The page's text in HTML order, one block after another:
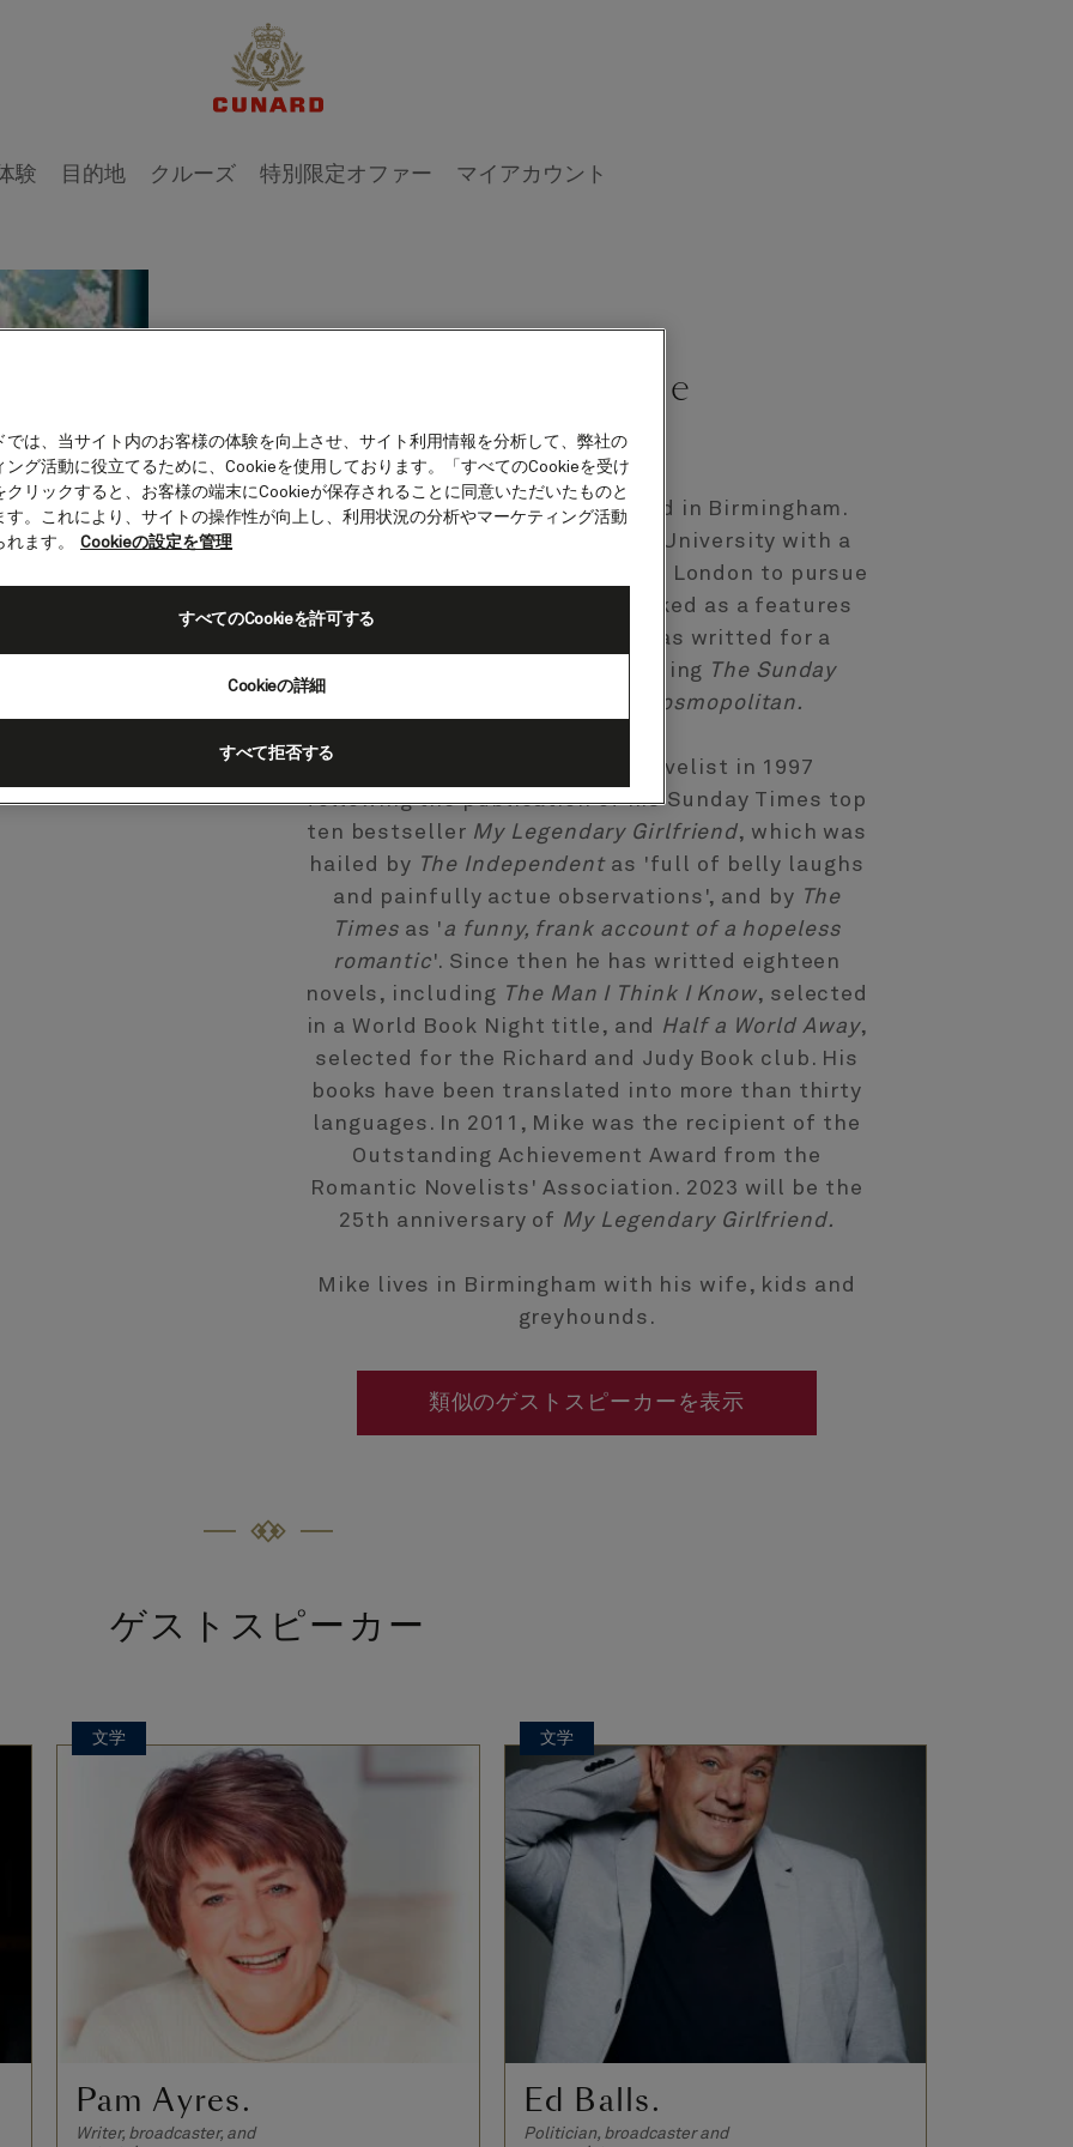
験 目的地 クルーズ 特別限定オファー マイアカウント
Mike Gayle
Novelist
Mike Gayle was born and raised in Birmingham.
After graduating from Salford University with a
degree in Sociology, he moved to London to pursue
a career in journalism and worked as a features
editor and agony uncle. He has writted for a
variety of publications inlcuding The Sunday
Cosmopolitan.
Mike became a full-time novelist in 1997
following the publication of his Sunday Times top
ten bestseller My Legendary Girlfriend, which was
hailed by The Independent as 'full of belly laughs
and painfully actue observations', and by The
Times as 'a funny, frank account of a hopeless
romantic'. Since then he has writted eighteen
novels, including The Man I Think I Know, selected
in a World Book Night title, and Half a World Away,
selected for the Richard and Judy Book club. His
books have been translated into more than thirty
languages. In 2011, Mike was the recipient of the
Outstanding Achievement Award from the
Romantic Novelists' Association. 2023 will be the
25th anniversary of My Legendary Girlfriend.
Mike lives in Birmingham with his wife, kids and
greyhounds.
類似のゲストスピーカーを表示
ゲストスピーカー
文学
Pam Ayres.
Writer, broadcaster, and
文学
Ed Balls.
Politician, broadcaster and
1 / 19
では、当サイト内のお客様の体験を向上させ、サイト利用情報を分析して、弊社の
ング活動に役立てるために、Cookieを使用しております。「すべてのCookieを受け
クリックすると、お客様の端末にCookieが保存されることに同意いただいたものと
す。これにより、サイトの操作性が向上し、利用状況の分析やマーケティング活動
ます。
Cookieの設定を管理
Cookieの詳細
すべて拒否する
すべてのCookieを許可する